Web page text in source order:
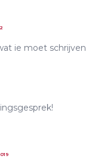
ie moet schrijven